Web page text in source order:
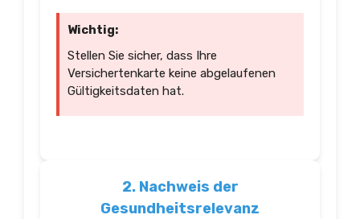
Wichtig:
Stellen Sie sicher, dass Ihre
Versichertenkarte keine abgelaufenen
Gültigkeitsdaten hat.
2. Nachweis der
Gesundheitsrelevanz